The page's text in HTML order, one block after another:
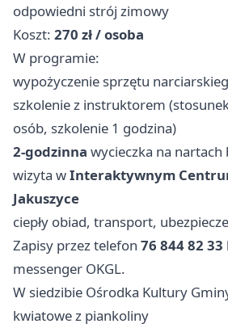
odpowiedni strój zimowy
Koszt: 270 zł / osoba
W programie:
wypożyczenie sprzętu
szkolenie z instruktorem
osób, szkolenie 1 godzina)
2-godzinna wycieczka na nartach
wizyta wInteraktywnym
Jakuszyce
ciepły obiad, transport,
Zapisy przez telefon 76 844 82 33
messenger OKGL.
W siedzibie Ośrodka Kultury
kwiatowe z piankoliny